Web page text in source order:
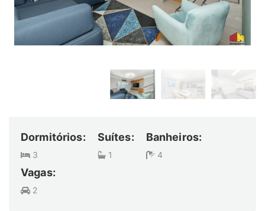
Dormitórios:
3
Suítes:
1
Banheiros:
4
Vagas:
2